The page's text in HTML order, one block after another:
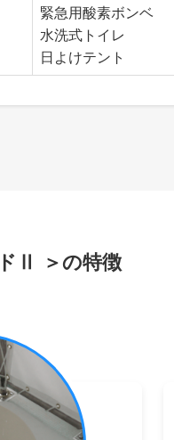
緊急用酸素ボンベ
水洗式トイレ
日よけテント
Ⅱ ＞の特徴